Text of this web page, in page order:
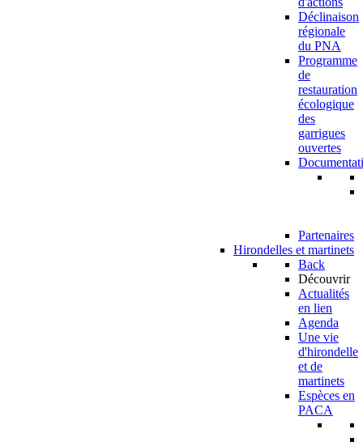
Déclinaison
régionale
du PNA
Programme
de
restauration
écologique
des
garrigues
ouvertes
Partenaires
Hirondelles et martinets
Back
Découvrir
Actualités
en lien
Agenda
Une vie
d'hirondelle
et de
martinets
Espèces en
PACA